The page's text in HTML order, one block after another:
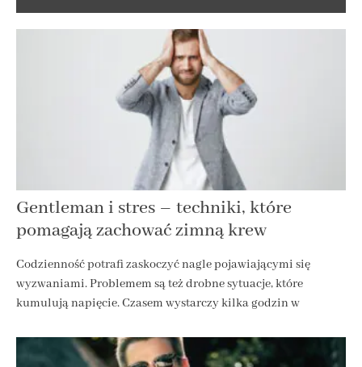
Gentleman i stres – techniki, które
pomagają zachować zimną krew
Codzienność potrafi zaskoczyć nagle pojawiającymi się
wyzwaniami. Problemem są też drobne sytuacje, które
kumulują napięcie. Czasem wystarczy kilka godzin w